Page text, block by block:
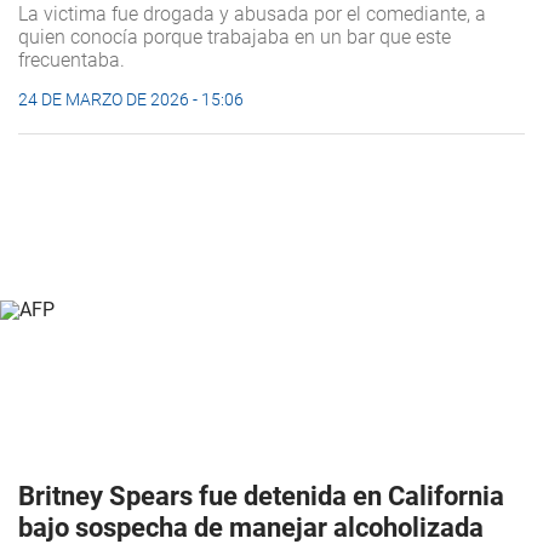
La victima fue drogada y abusada por el comediante, a
quien conocía porque trabajaba en un bar que este
frecuentaba.
24 DE MARZO DE 2026 - 15:06
Britney Spears fue detenida en California
bajo sospecha de manejar alcoholizada